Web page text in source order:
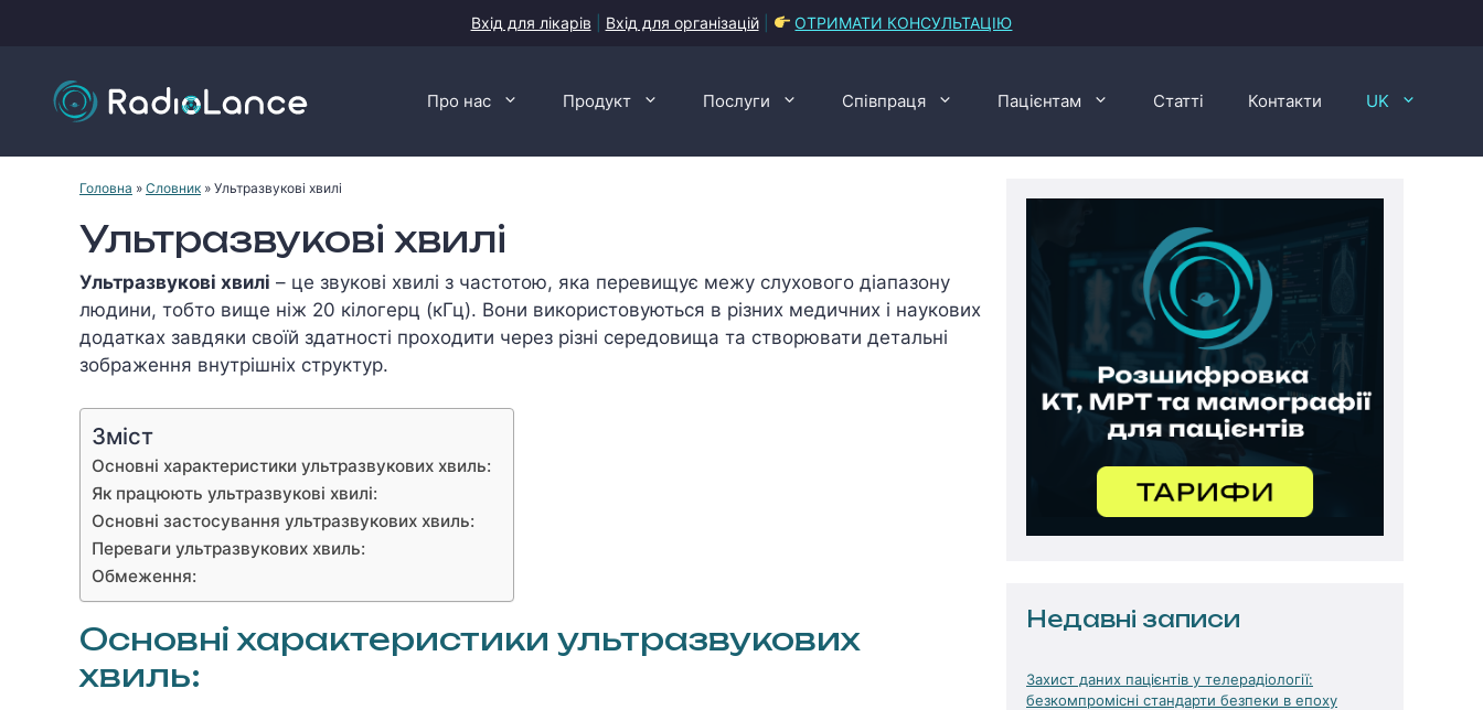
Вхід для лікарів Вхід для організацій| ОТРИМАТИ КОНСУЛЬТАЦІЮ
Про нас Продукт Послуги Співпраця Пацієнтам Статті Контакти UK
Головна » Словник » Ультразвукові хвилі
Ультразвукові хвилі
Ультразвукові хвилі – це звукові хвилі з частотою, яка перевищує межу слухового діапазону
людини, тобто вище ніж 20 кілогерц (кГц). Вони використовуються в різних медичних і наукових
додатках завдяки своїй здатності проходити через різні середовища та створювати детальні
зображення внутрішніх структур.
Зміст
Основні характеристики ультразвукових хвиль:
Як працюють ультразвукові хвилі:
Основні застосування ультразвукових хвиль:
Переваги ультразвукових хвиль:
Обмеження:
Основні характеристики ультразвукових
хвиль:
Недавні записи
Захист даних пацієнтів у телерадіології:
безкомпромісні стандарти безпеки в епоху